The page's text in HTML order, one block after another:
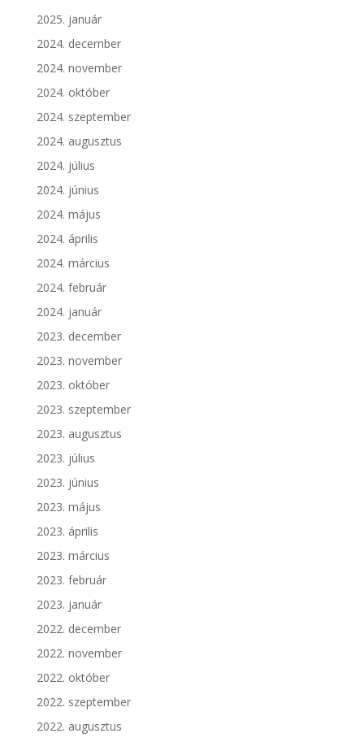
2025. január
2024. december
2024. november
2024. október
2024. szeptember
2024. augusztus
2024. július
2024. június
2024. május
2024. április
2024. március
2024. február
2024. január
2023. december
2023. november
2023. október
2023. szeptember
2023. augusztus
2023. július
2023. június
2023. május
2023. április
2023. március
2023. február
2023. január
2022. december
2022. november
2022. október
2022. szeptember
2022. augusztus